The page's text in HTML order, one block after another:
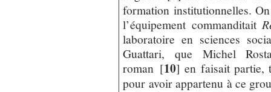
formation institutionnelles.
l’équipement commanditait
laboratoire en sciences
Guattari, que Michel
roman [10] en faisait partie,
pour avoir appartenu à ce